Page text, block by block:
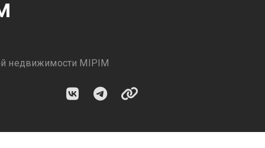
недвижимости MIPIM